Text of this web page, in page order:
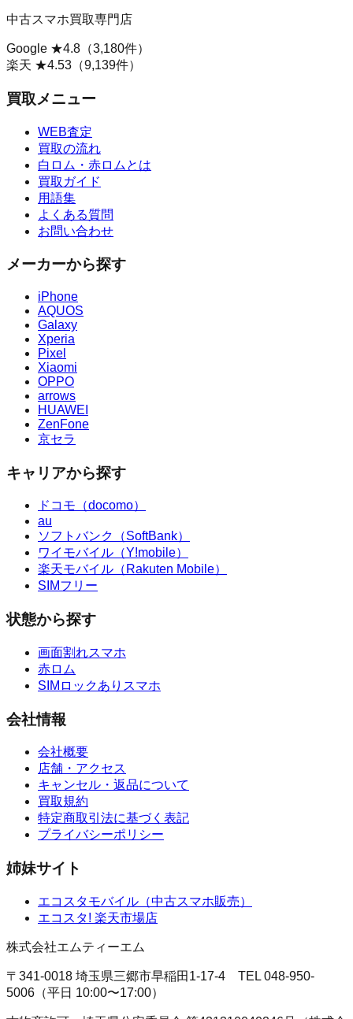
中古スマホ買取専門店
Google ★4.8 （3,180件）
楽天 ★4.53 （9,139件）
買取メニュー
WEB査定
買取の流れ
白ロム・赤ロムとは
買取ガイド
用語集
よくある質問
お問い合わせ
メーカーから探す
iPhone
AQUOS
Galaxy
Xperia
Pixel
Xiaomi
OPPO
arrows
HUAWEI
ZenFone
京セラ
キャリアから探す
ドコモ（docomo）
au
ソフトバンク（SoftBank）
ワイモバイル（Y!mobile）
楽天モバイル（Rakuten Mobile）
SIMフリー
状態から探す
画面割れスマホ
赤ロム
SIMロックありスマホ
会社情報
会社概要
店舗・アクセス
キャンセル・返品について
買取規約
特定商取引法に基づく表記
プライバシーポリシー
姉妹サイト
エコスタモバイル （中古スマホ販売）
エコスタ! 楽天市場店
株式会社エムティーエム
〒341-0018 埼玉県三郷市早稲田1-17-4 TEL 048-950-
5006 （平日 10:00〜17:00）